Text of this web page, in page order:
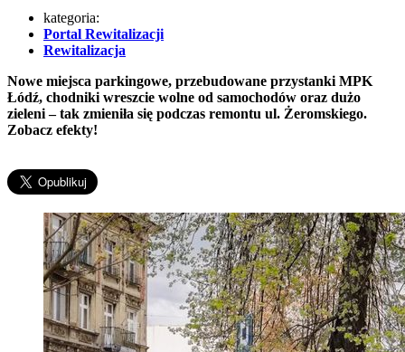
kategoria:
Portal Rewitalizacji
Rewitalizacja
Nowe miejsca parkingowe, przebudowane przystanki MPK
Łódź, chodniki wreszcie wolne od samochodów oraz dużo
zieleni – tak zmieniła się podczas remontu ul. Żeromskiego.
Zobacz efekty!